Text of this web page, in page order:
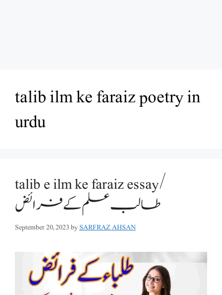
talib ilm ke faraiz poetry in
urdu
talib e ilm ke faraiz essay/
طالب علم کے فرائض
September 20, 2023bySARFRAZ AHSAN